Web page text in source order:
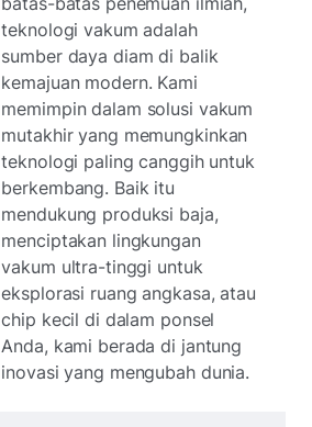
teknologi vakum adalah
sumber daya diam di balik
kemajuan modern. Kami
memimpin dalam solusi vakum
mutakhir yang memungkinkan
teknologi paling canggih untuk
berkembang. Baik itu
mendukung produksi baja,
menciptakan lingkungan
vakum ultra-tinggi untuk
eksplorasi ruang angkasa, atau
chip kecil di dalam ponsel
Anda, kami berada di jantung
inovasi yang mengubah dunia.